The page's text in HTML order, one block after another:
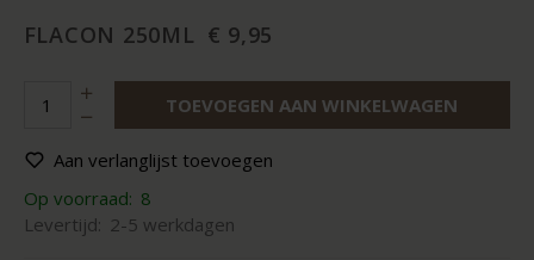
FLACON 250ML € 9,95
TOEVOEGEN AAN WINKELWAGEN
Aan verlanglijst toevoegen
Op voorraad: 8
Levertijd: 2-5 werkdagen